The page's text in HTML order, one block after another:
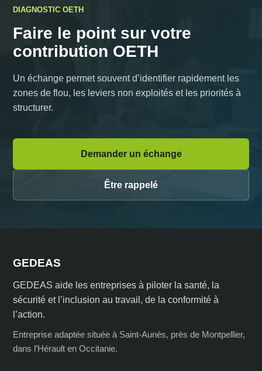
DIAGNOSTIC OETH
Faire le point sur votre
contribution OETH
Un échange permet souvent d’identifier rapidement les
zones de flou, les leviers non exploités et les priorités à
structurer.
Demander un échange
Être rappelé
GEDEAS
GEDEAS aide les entreprises à piloter la santé, la
sécurité et l’inclusion au travail, de la conformité à
l’action.
Entreprise adaptée située à Saint-Aunès, près de Montpellier,
dans l’Hérault en Occitanie.